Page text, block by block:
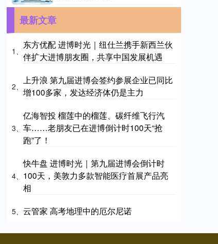
最新文章
1、
东方优配 进博时光｜纽仕兰携手新西兰伙
伴扩大进博朋友圈，共享中国发展机遇
2、
上升浪 第九届进博会签约参展企业已同比
增100多家，发达经济体仍是主力
3、
亿海智投 榴莲中的榴莲、碳纤维飞行汽
车……老朋友已在进博倒计时100天“抢
跑”了！
4、
快牛盘 进博时光｜第九届进博会倒计时
100天，美敦力多款智能医疗首展产品亮
相
5、 云管家 高考地理中的厄尔尼诺